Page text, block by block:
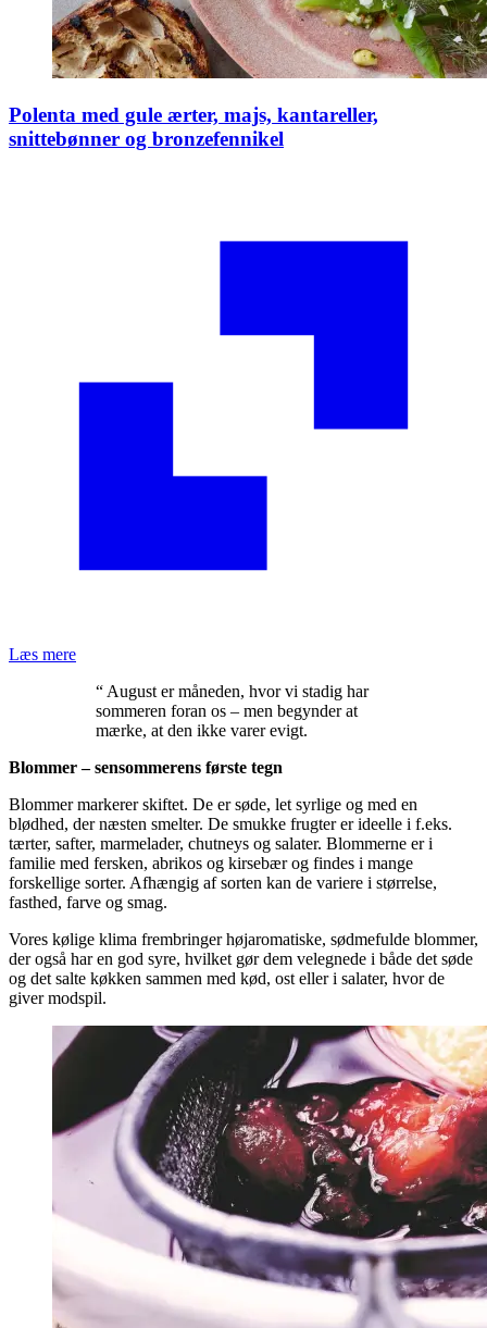
Polenta med gule ærter, majs, kantareller,
snittebønner og bronzefennikel
Læs mere
“ August er måneden, hvor vi stadig har
sommeren foran os – men begynder at
mærke, at den ikke varer evigt.
Blommer – sensommerens første tegn
Blommer markerer skiftet. De er søde, let syrlige og med en
blødhed, der næsten smelter. De smukke frugter er ideelle i f.eks.
tærter, safter, marmelader, chutneys og salater. Blommerne er i
familie med fersken, abrikos og kirsebær og findes i mange
forskellige sorter. Afhængig af sorten kan de variere i størrelse,
fasthed, farve og smag.
Vores kølige klima frembringer højaromatiske, sødmefulde blommer,
der også har en god syre, hvilket gør dem velegnede i både det søde
og det salte køkken sammen med kød, ost eller i salater, hvor de
giver modspil.